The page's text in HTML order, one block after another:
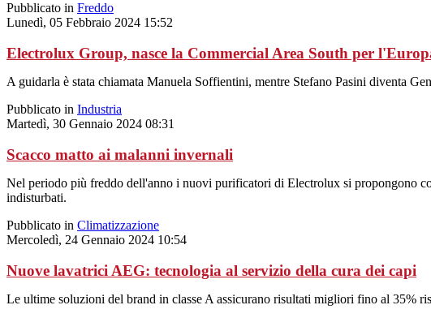
Pubblicato in Freddo
Lunedì, 05 Febbraio 2024 15:52
Electrolux Group, nasce la Commercial Area South per
A guidarla è stata chiamata Manuela Soffientini, mentre Stefano Pasini diventa
Pubblicato in Industria
Martedì, 30 Gennaio 2024 08:31
Scacco matto ai malanni invernali
Nel periodo più freddo dell'anno i nuovi purificatori di Electrolux si propongono
indisturbati.
Pubblicato in Climatizzazione
Mercoledì, 24 Gennaio 2024 10:54
Nuove lavatrici AEG: tecnologia al servizio della cura dei capi
Le ultime soluzioni del brand in classe A assicurano risultati migliori fino al 35%